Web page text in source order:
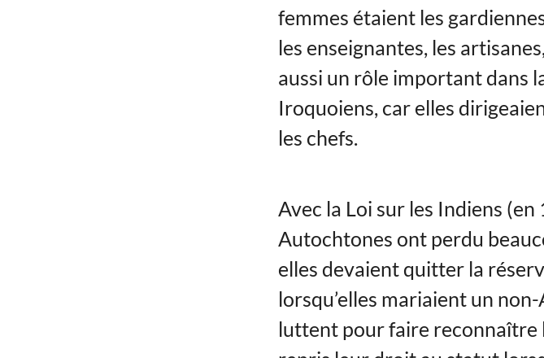
femmes étaient les
les enseignantes, les
aussi un rôle important dans
Iroquoiens, car elles
les chefs.
Avec la Loi sur les Indiens
Autochtones ont perdu
elles devaient quitter la
lorsqu’elles mariaient un
luttent pour faire reconnaître